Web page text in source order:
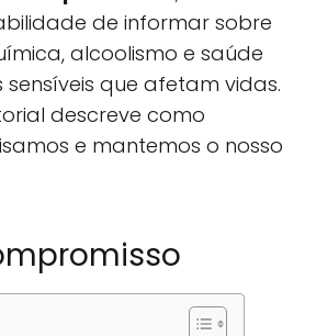
de informar sobre
alcoolismo e saúde
que afetam vidas.
descreve como
e mantemos o nosso